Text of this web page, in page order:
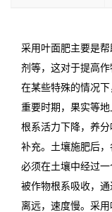
采用叶面肥主要是
剂等，这对于提高作
在某些特殊的情况
重要时期，果实等
根系活力下降，养
补充。土壤施肥后
必须在土壤中经过
被作物根系吸收，
离远，速度慢。采